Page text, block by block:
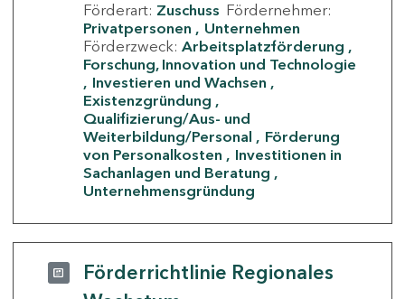
Förderart: Zuschuss Fördernehmer:
Privatpersonen
Unternehmen
Förderzweck: Arbeitsplatzförderung
Forschung, Innovation und Technologie
Investieren und Wachsen
Existenzgründung
Qualifizierung/Aus- und
Weiterbildung/Personal
Förderung
von Personalkosten
Investitionen in
Sachanlagen und Beratung
Unternehmensgründung
Förderrichtlinie Regionales